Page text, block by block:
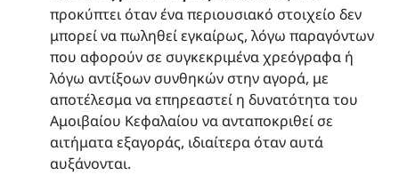
προκύπτει όταν ένα περιουσιακό στοιχείο δεν
μπορεί να πωληθεί εγκαίρως, λόγω παραγόντων
που αφορούν σε συγκεκριμένα χρεόγραφα ή
λόγω αντίξοων συνθηκών στην αγορά, με
αποτέλεσμα να επηρεαστεί η δυνατότητα του
Αμοιβαίου Κεφαλαίου να ανταποκριθεί σε
αιτήματα εξαγοράς, ιδιαίτερα όταν αυτά
αυξάνονται.